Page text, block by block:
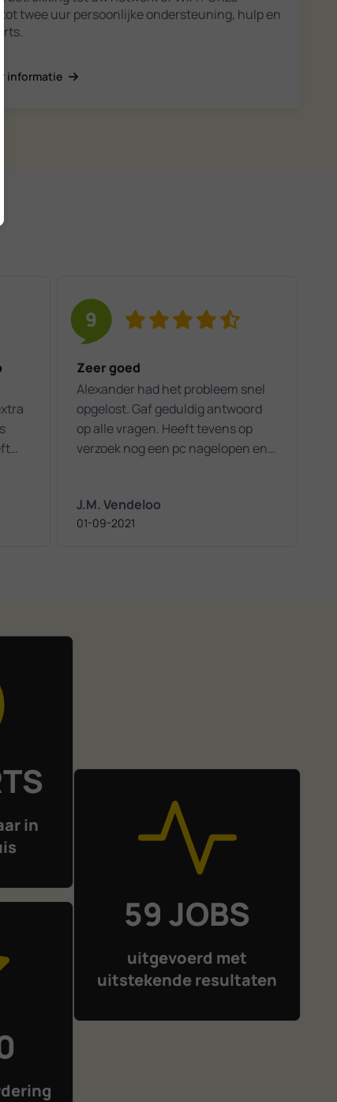
twee uur persoonlijke ondersteuning, hulp en
informatie
9
Zeer goed
Alexander had het probleem snel
opgelost. Gaf geduldig antwoord
op alle vragen. Heeft tevens op
verzoek nog een pc nagelopen en
J.M. Vendeloo
01-09-2021
in
59 JOBS
uitgevoerd met
uitstekende resultaten